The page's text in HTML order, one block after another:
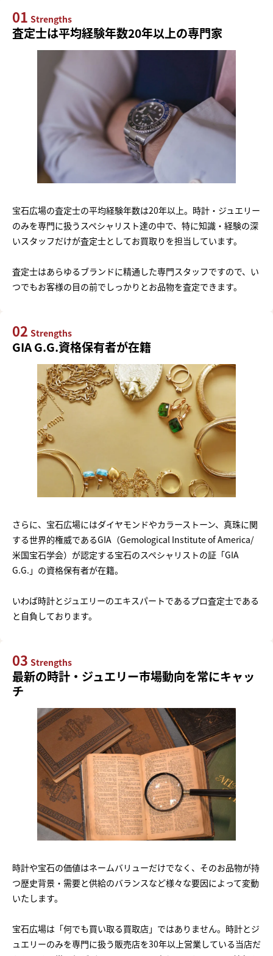
01 Strengths
査定士は平均経験年数20年以上の専門家
宝石広場の査定士の平均経験年数は20年以上。時計・ジュエリー
のみを専門に扱うスペシャリスト達の中で、特に知識・経験の深
いスタッフだけが査定士としてお買取りを担当しています。
査定士はあらゆるブランドに精通した専門スタッフですので、い
つでもお客様の目の前でしっかりとお品物を査定できます。
02 Strengths
GIA G.G.資格保有者が在籍
さらに、宝石広場にはダイヤモンドやカラーストーン、真珠に関
する世界的権威であるGIA（Gemological Institute of America/
米国宝石学会）が認定する宝石のスペシャリストの証「GIA
G.G.」の資格保有者が在籍。
いわば時計とジュエリーのエキスパートであるプロ査定士である
と自負しております。
03 Strengths
最新の時計・ジュエリー市場動向を常にキャッ
チ
時計や宝石の価値はネームバリューだけでなく、そのお品物が持
つ歴史背景・需要と供給のバランスなど様々な要因によって変動
いたします。
宝石広場は「何でも買い取る買取店」ではありません。時計とジ
ュエリーのみを専門に扱う販売店を30年以上営業している当店だ